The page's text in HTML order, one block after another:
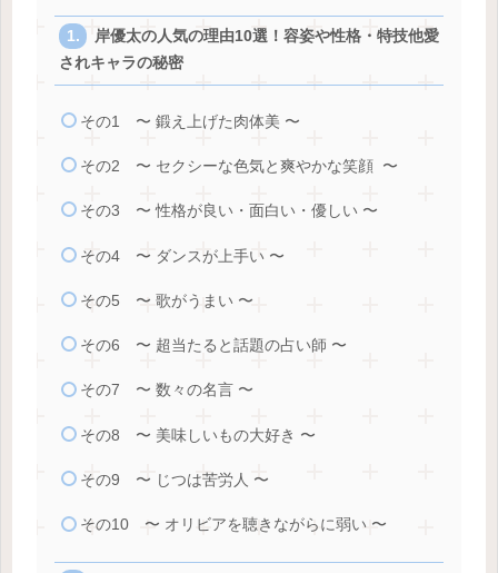
岸優太の人気の理由10選！容姿や性格・特技他愛
されキャラの秘密
その1 〜 鍛え上げた肉体美 〜
その2 〜 セクシーな色気と爽やかな笑顔 〜
その3 〜 性格が良い・面白い・優しい 〜
その4 〜 ダンスが上手い 〜
その5 〜 歌がうまい 〜
その6 〜 超当たると話題の占い師 〜
その7 〜 数々の名言 〜
その8 〜 美味しいもの大好き 〜
その9 〜 じつは苦労人 〜
その10 〜 オリビアを聴きながらに弱い 〜